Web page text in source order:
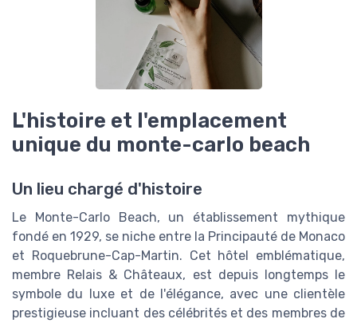
L'histoire et l'emplacement
unique du monte-carlo beach
Un lieu chargé d'histoire
Le Monte-Carlo Beach, un établissement mythique
fondé en 1929, se niche entre la Principauté de Monaco
et Roquebrune-Cap-Martin. Cet hôtel emblématique,
membre Relais & Châteaux, est depuis longtemps le
symbole du luxe et de l'élégance, avec une clientèle
prestigieuse incluant des célébrités et des membres de